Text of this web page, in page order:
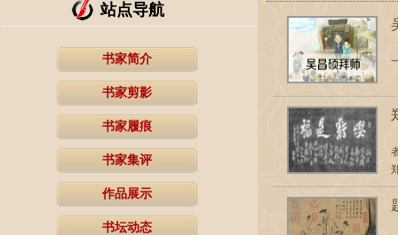
站点导航
书家简介
书家剪影
书家履痕
书家集评
作品展示
书坛动态